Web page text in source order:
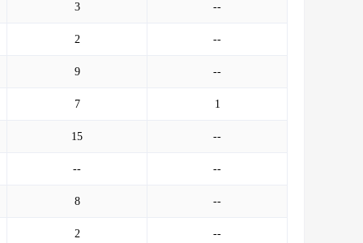
3 --
2 --
9 --
7 1
15 --
-- --
8 --
2 --